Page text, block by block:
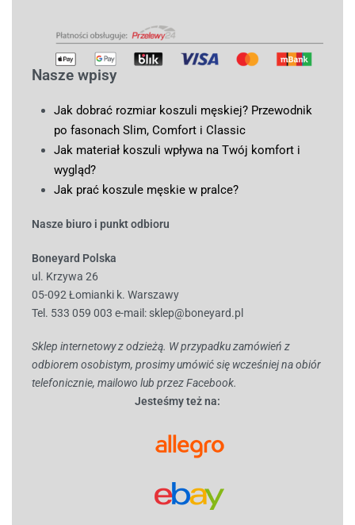
Nasze wpisy
Jak dobrać rozmiar koszuli męskiej? Przewodnik
po fasonach Slim, Comfort i Classic
Jak materiał koszuli wpływa na Twój komfort i
wygląd?
Jak prać koszule męskie w pralce?
Nasze biuro i punkt odbioru
Boneyard Polska
ul. Krzywa 26
05-092 Łomianki k. Warszawy
Tel. 533 059 003 e-mail: sklep@boneyard.pl
Sklep internetowy z odzieżą. W przypadku zamówień z
odbiorem osobistym, prosimy umówić się wcześniej na obiór
telefonicznie, mailowo lub przez Facebook.
Jesteśmy też na: